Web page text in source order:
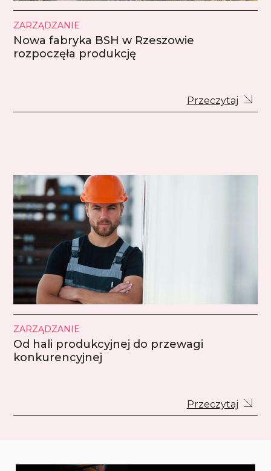
ZARZĄDZANIE
Nowa fabryka BSH w Rzeszowie
rozpoczęła produkcję
Przeczytaj
ZARZĄDZANIE
Od hali produkcyjnej do przewagi
konkurencyjnej
Przeczytaj